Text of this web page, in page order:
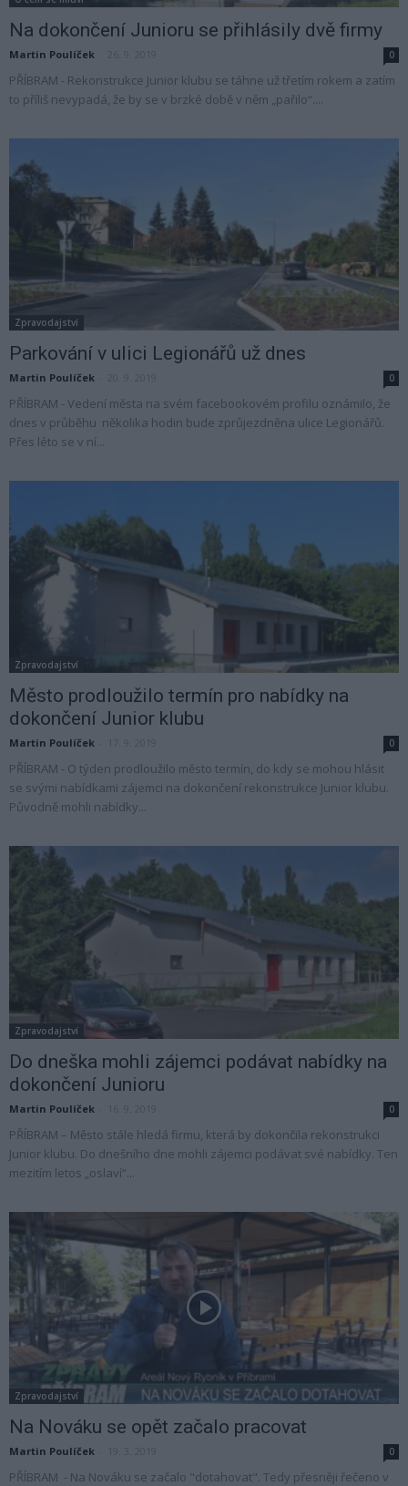
Na dokončení Junioru se přihlásily dvě firmy
Martin Poulíček 0
PŘÍBRAM - Rekonstrukce Junior klubu se táhne už třetím rokem a zatím
to příliš nevypadá, že by se v brzké době v něm „pařilo“....
Zpravodajství
Parkování v ulici Legionářů už dnes
Martin Poulíček 0
PŘÍBRAM - Vedení města na svém facebookovém profilu oznámilo, že
dnes v průběhu několika hodin bude zprůjezdněna ulice Legionářů.
Přes léto se v ní...
Zpravodajství
Město prodloužilo termín pro nabídky na
dokončení Junior klubu
Martin Poulíček 0
PŘÍBRAM - O týden prodloužilo město termín, do kdy se mohou hlásit
se svými nabídkami zájemci na dokončení rekonstrukce Junior klubu.
Původně mohli nabídky...
Zpravodajství
Do dneška mohli zájemci podávat nabídky na
dokončení Junioru
Martin Poulíček 0
PŘÍBRAM – Město stále hledá firmu, která by dokončila rekonstrukci
Junior klubu. Do dnešního dne mohli zájemci podávat své nabídky. Ten
mezitím letos „oslaví“...
Zpravodajství
Na Nováku se opět začalo pracovat
Martin Poulíček 0
PŘÍBRAM - Na Nováku se začalo "dotahovat". Tedy přesněji řečeno v